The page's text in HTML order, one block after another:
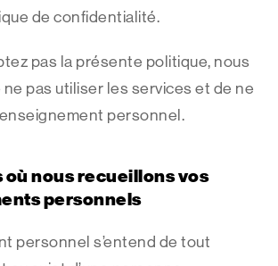
de confidentialité.
pas la présente politique, nous
pas utiliser les services et de ne
personnel.
où nous recueillons vos
personnels
personnel s’entend de tout